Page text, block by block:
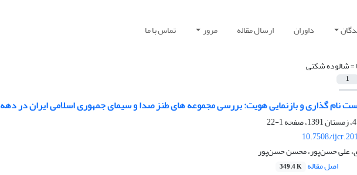
داوران ارسال مقاله مرور تماس با ما
=شالوده شکنی
1
نام گذاری و بازنمایی هویت: بررسی مجموعه های طنز صدا و سیمای جمهوری اسلامی ایران در دهه 1380 ه. ش.
1-22
10.7508/
علی حسن‌پور، محسن حسن‌پور
اصل مقاله 349.4 K